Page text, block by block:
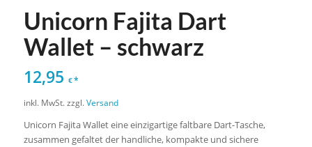
Unicorn Fajita Dart
Wallet – schwarz
12,95 €*
inkl. MwSt. zzgl.Versand
Unicorn Fajita Wallet eine einzigartige faltbare Dart-Tasche,
zusammen gefaltet der handliche, kompakte und sichere